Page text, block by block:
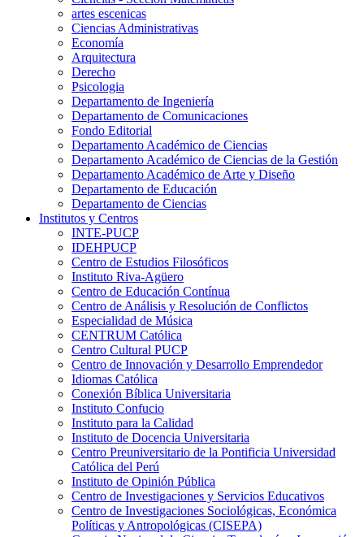
artes escenicas
Ciencias Administrativas
Economía
Arquitectura
Derecho
Psicologia
Departamento de Ingeniería
Departamento de Comunicaciones
Fondo Editorial
Departamento Académico de Ciencias
Departamento Académico de Ciencias de la Gestión
Departamento Académico de Arte y Diseño
Departamento de Educación
Departamento de Ciencias
Institutos y Centros
INTE-PUCP
IDEHPUCP
Centro de Estudios Filosóficos
Instituto Riva-Agüero
Centro de Educación Contínua
Centro de Análisis y Resolución de Conflictos
Especialidad de Música
CENTRUM Católica
Centro Cultural PUCP
Centro de Innovación y Desarrollo Emprendedor
Idiomas Católica
Conexión Bíblica Universitaria
Instituto Confucio
Instituto para la Calidad
Instituto de Docencia Universitaria
Centro Preuniversitario de la Pontificia Universidad
Católica del Perú
Instituto de Opinión Pública
Centro de Investigaciones y Servicios Educativos
Centro de Investigaciones Sociológicas, Económica
Políticas y Antropológicas (CISEPA)